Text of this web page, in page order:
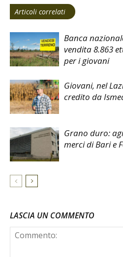
Articoli correlati
Banca
vendita 8.863
per i giovani
Giovani, nel
credito da
Grano duro:
merci di Bari e
LASCIA UN COMMENTO